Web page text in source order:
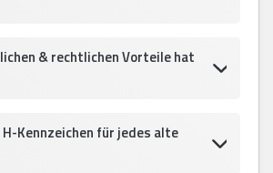
& rechtlichen Vorteile hat
Kennzeichen für jedes alte